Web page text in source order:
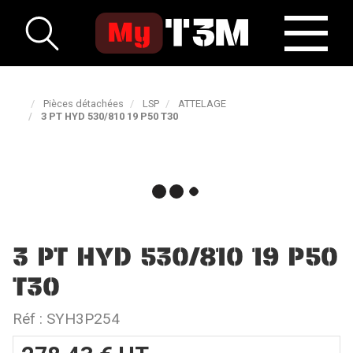
Pièces détachées LSP
ATTELAGE
3 PT HYD 530/810 19 P50 T30
3 PT HYD 530/810 19 P50
T30
Réf : SYH3P254